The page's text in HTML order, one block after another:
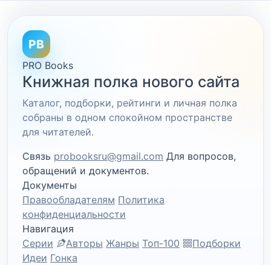
PB
PRO Books
Книжная полка нового сайта
Каталог, подборки, рейтинги и личная полка
собраны в одном спокойном пространстве
для читателей.
Связь probooksru@gmail.com Для вопросов,
обращений и документов.
Документы
Правообладателям Политика
конфиденциальности
Навигация
Серии
Авторы Жанры Топ-100
Подборки
Идеи Гонка